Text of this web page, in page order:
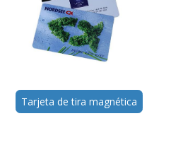
Tarjeta de tira magnética